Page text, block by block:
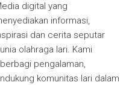
digital yang
informasi,
dan cerita seputar
olahraga lari. Kami
pengalaman,
komunitas lari dalam